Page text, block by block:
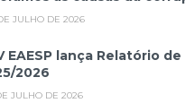
JULHO DE 2026
EAESP lança Relatório
2026
JULHO DE 2026